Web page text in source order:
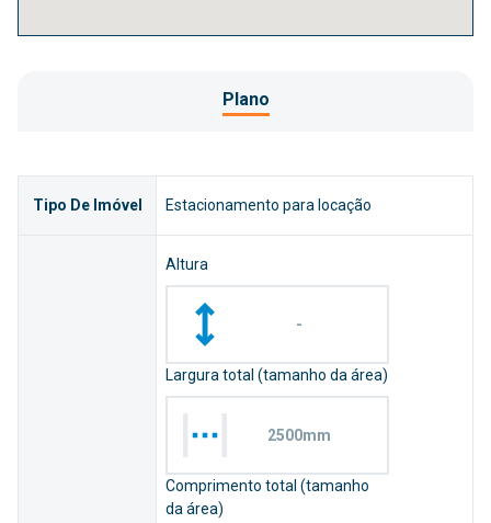
Plano
Tipo De Imóvel Estacionamento para locação
Altura
-
Largura total (tamanho da área)
2500mm
Comprimento total (tamanho
da área)